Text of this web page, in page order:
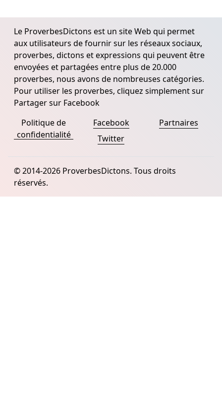
Le ProverbesDictons est un site Web qui permet
aux utilisateurs de fournir sur les réseaux sociaux,
proverbes, dictons et expressions qui peuvent être
envoyées et partagées entre plus de 20.000
proverbes, nous avons de nombreuses catégories.
Pour utiliser les proverbes, cliquez simplement sur
Partager sur Facebook
Politique de
confidentialité
Facebook
Twitter
Partnaires
© 2014-2026 ProverbesDictons. Tous droits
réservés.